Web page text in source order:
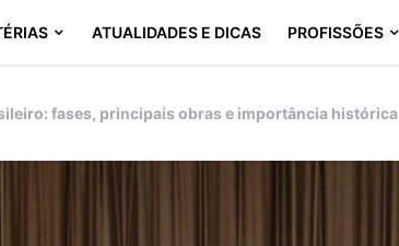
ATUALIDADES E DICAS PROFISSÕES
fases, principais obras e importância histórica